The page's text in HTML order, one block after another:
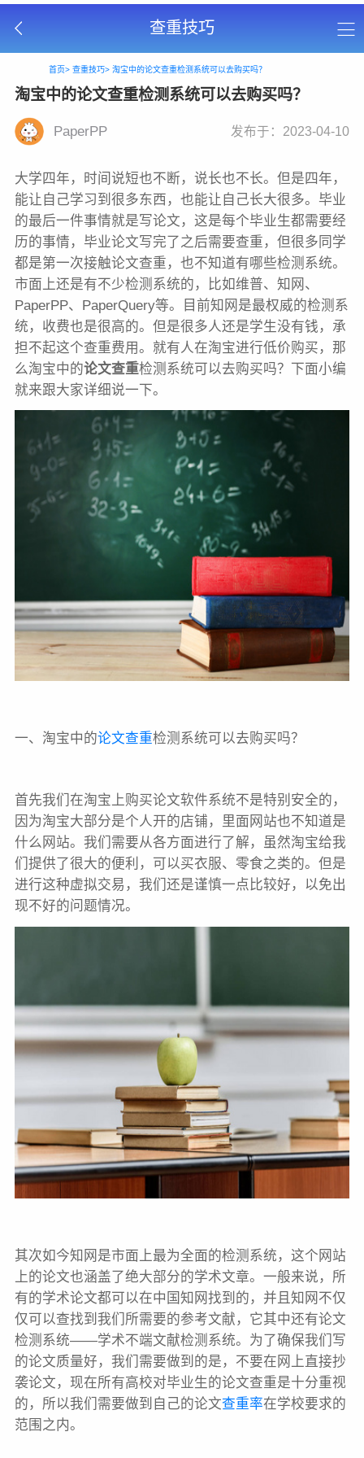
查重技巧
首页> 查重技巧> 淘宝中的论文查重检测系统可以去购买吗？
淘宝中的论文查重检测系统可以去购买吗？
PaperPP 发布于：2023-04-10
大学四年，时间说短也不断，说长也不长。但是四年，
能让自己学习到很多东西，也能让自己长大很多。毕业
的最后一件事情就是写论文，这是每个毕业生都需要经
历的事情，毕业论文写完了之后需要查重，但很多同学
都是第一次接触论文查重，也不知道有哪些检测系统。
市面上还是有不少检测系统的，比如维普、知网、
PaperPP、PaperQuery等。目前知网是最权威的检测系
统，收费也是很高的。但是很多人还是学生没有钱，承
担不起这个查重费用。就有人在淘宝进行低价购买，那
么淘宝中的论文查重检测系统可以去购买吗？下面小编
就来跟大家详细说一下。
一、淘宝中的论文查重检测系统可以去购买吗？
首先我们在淘宝上购买论文软件系统不是特别安全的，
因为淘宝大部分是个人开的店铺，里面网站也不知道是
什么网站。我们需要从各方面进行了解，虽然淘宝给我
们提供了很大的便利，可以买衣服、零食之类的。但是
进行这种虚拟交易，我们还是谨慎一点比较好，以免出
现不好的问题情况。
其次如今知网是市面上最为全面的检测系统，这个网站
上的论文也涵盖了绝大部分的学术文章。一般来说，所
有的学术论文都可以在中国知网找到的，并且知网不仅
仅可以查找到我们所需要的参考文献，它其中还有论文
检测系统——学术不端文献检测系统。为了确保我们写
的论文质量好，我们需要做到的是，不要在网上直接抄
袭论文，现在所有高校对毕业生的论文查重是十分重视
的，所以我们需要做到自己的论文查重率在学校要求的
范围之内。